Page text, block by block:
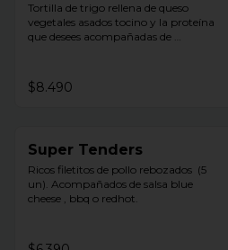
Tortilla de trigo rellena de queso
vegetales asados tocino y la proteína
que desees acompañadas de
$8.490
Super Tenders
Ricos filetitos de pollo rebozados  (5
un). Acompañados de salsa blue
cheese , bbq o redhot.